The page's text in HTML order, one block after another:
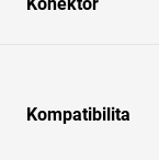
Kompatibilita